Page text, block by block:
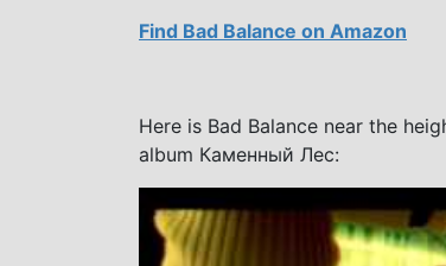
Find Bad Balance on Amazon
Here is Bad Balance near the
album Каменный Лес: